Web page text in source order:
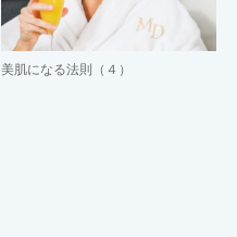
美肌になる法則（４）